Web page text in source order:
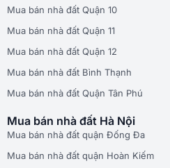
Mua bán nhà đất Quận 10
Mua bán nhà đất Quận 11
Mua bán nhà đất Quận 12
Mua bán nhà đất Bình Thạnh
Mua bán nhà đất Quận Tân Phú
Mua bán nhà đất Hà Nội
Mua bán nhà đất quận Đống Đa
Mua bán nhà đất quận Hoàn Kiếm